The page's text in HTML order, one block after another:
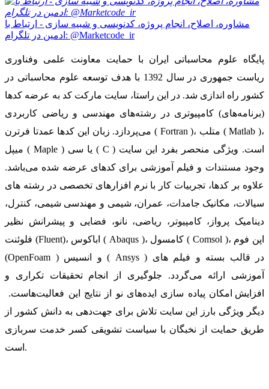
مشاوره، اصلاح، انجام پروژه، کدنویسی و شبیه سازی - ارتباط با
ادمین در تلگرام: @Marketcode_ir
پایگاه علوم محاسباتی ایران با حمایت معاونت علمی وفناوری
ریاست جمهوری در سال 1392 با هدف توسعه علوم محاسباتی در
کشور راه اندازی شد. در این راستا، سایت مارکت کد به عرضه کدها
(برنامه‌های) کامپیوتری در رشته‌های مهندسی و ریاضی کاربردی
می‌پردازد. زبان این کدها عمدتا فرترن ( Fortran )، متلب ( Matlab )،
میپل ( Maple ) یا سی ( C ) است. ویژگی منحصر بفرد این سایت
وجود مستندات و فیلم آموزشی برای کدهای عرضه شده می‌باشد.
علاوه بر کدها، تجربیات کار با نرم افزارهای تخصصی در رشته های
سیالات، مکانیک جامدات، عمران، شیمی و مهندسی شیمی، کنترل،
دینامیک پرواز، کامپیوتر، ریاضی، نانو، فضایی و پیشرانش نظیر
فلوئنت (Fluent)، اباکوس ( Abaqus )، کامسول ( Comsol )، اپن فوم
(OpenFoam ) و انسیس ( Ansys ) در قالب بسته‌ و فیلم های
آموزشی ارائه می‌گردد. جلوگیری از انجام تحقیقات تکراری و
افزایش امکان پیاده سازی ایده‌های نو از نتایج این فعالیت‌هاست.
دیگر ویژگی بارز این سایت تلاش برای جهت‌دهی به دانش کشور از
طریق حمایت از نخبگان با سیاست تشویقی کسر خدمت سربازی
است.